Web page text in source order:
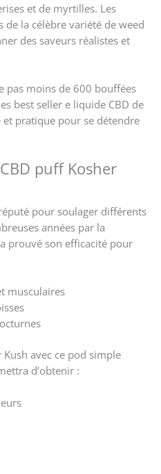
et de myrtilles. Les
la célèbre variété de weed
des saveurs réalistes et
pas moins de 600 bouffées
best seller e liquide CBD de
pratique pour se détendre
puff Kosher
pour soulager différents
années par la
prouvé son efficacité pour
musculaires
Kush avec ce pod simple
d’obtenir :